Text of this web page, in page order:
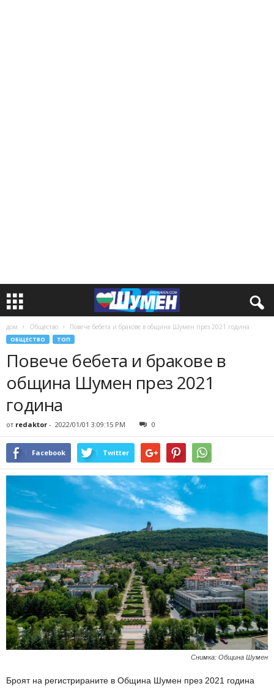
дом Общество Повече бебета и бракове в община Шумен през 2021 година
ОБЩЕСТВО ТОП
Повече бебета и бракове в
община Шумен през 2021
година
от redaktor - 2022/01/01 3:09:15 PM 0
Facebook Twitter
Снимка: Община Шумен
Броят на регистрираните в Община Шумен през 2021 година